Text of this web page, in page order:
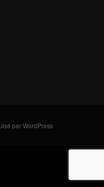
par WordPress